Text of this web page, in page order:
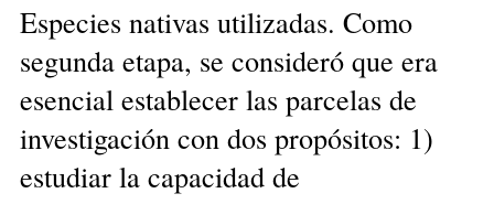
Especies nativas utilizadas. Como
segunda etapa, se consideró que era
esencial establecer las parcelas de
investigación con dos propósitos: 1)
estudiar la capacidad de